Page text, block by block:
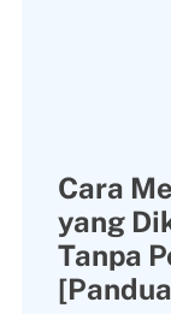
Cara
yang
Tanpa